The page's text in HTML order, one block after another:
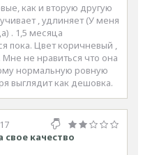
как и вторую другую
, удлиняет (У меня
. 1,5 месяца
пока. Цвет коричневый ,
не нравиться что она
нормальную ровную
выглядит как дешовка.
качество